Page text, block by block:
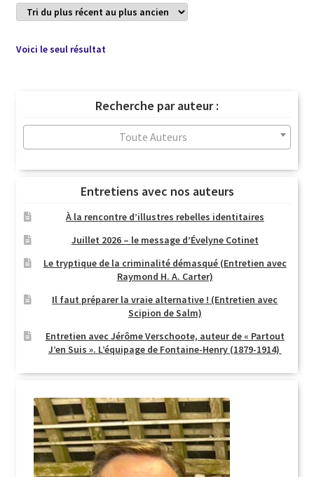
Voici le seul résultat
Recherche par auteur :
Toute Auteurs
Entretiens avec nos auteurs
À la rencontre d’illustres rebelles identitaires
Juillet 2026 – le message d’Évelyne Cotinet
Le tryptique de la criminalité démasqué (Entretien avec
Raymond H. A. Carter)
Il faut préparer la vraie alternative ! (Entretien avec
Scipion de Salm)
Entretien avec Jérôme Verschoote, auteur de « Partout
J’en Suis ». L’équipage de Fontaine-Henry (1879-1914)